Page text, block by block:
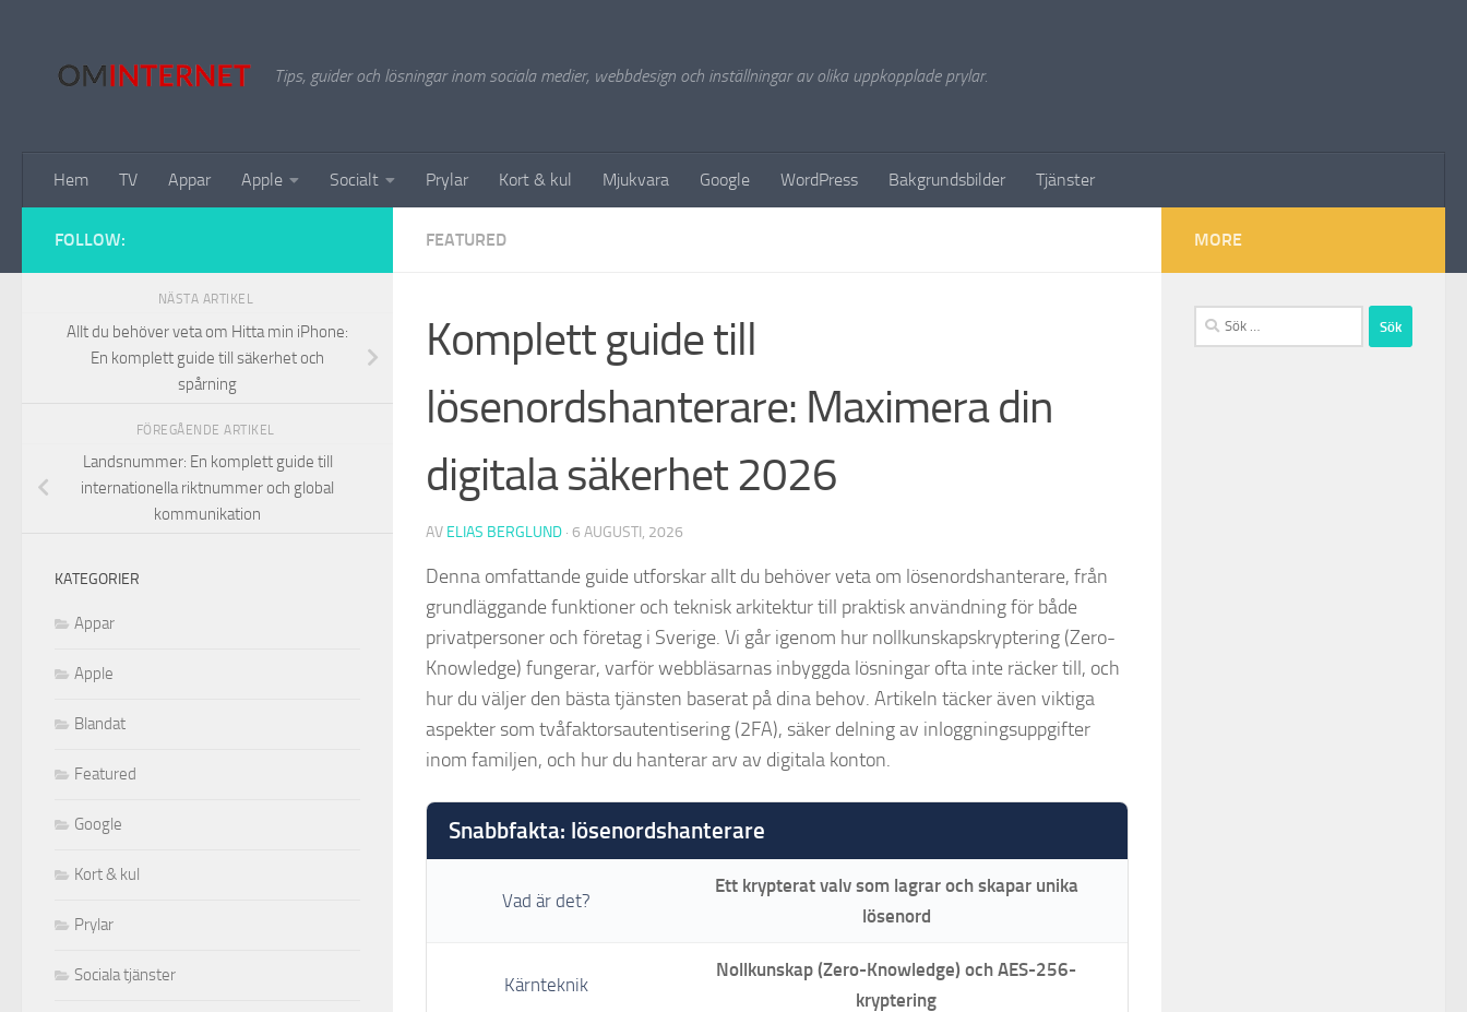
Tips, guider och lösningar inom sociala medier, webbdesign och inställningar av olika uppkopplade prylar.
Hem TV Appar Apple Socialt Prylar Kort & kul Mjukvara Google WordPress Bakgrundsbilder Tjänster
FEATURED
Komplett guide till
lösenordshanterare: Maximera din
digitala säkerhet 2026
AV ELIAS BERGLUND · 6 AUGUSTI, 2026
Denna omfattande guide utforskar allt du behöver veta om lösenordshanterare, från
grundläggande funktioner och teknisk arkitektur till praktisk användning för både
privatpersoner och företag i Sverige. Vi går igenom hur nollkunskapskryptering (Zero-
Knowledge) fungerar, varför webbläsarnas inbyggda lösningar ofta inte räcker till, och
hur du väljer den bästa tjänsten baserat på dina behov. Artikeln täcker även viktiga
aspekter som tvåfaktorsautentisering (2FA), säker delning av inloggningsuppgifter
inom familjen, och hur du hanterar arv av digitala konton.
Snabbfakta: lösenordshanterare
Vad är det?
Ett krypterat valv som lagrar och skapar unika
lösenord
Kärnteknik
Nollkunskap (Zero-Knowledge) och AES-256-
kryptering
FOLLOW:
NÄSTA ARTIKEL
Allt du behöver veta om Hitta min iPhone:
En komplett guide till säkerhet och
spårning
FÖREGÅENDE ARTIKEL
Landsnummer: En komplett guide till
internationella riktnummer och global
kommunikation
KATEGORIER
Appar
Apple
Blandat
Featured
Google
Kort & kul
Prylar
Sociala tjänster
MORE
Sök
efter: